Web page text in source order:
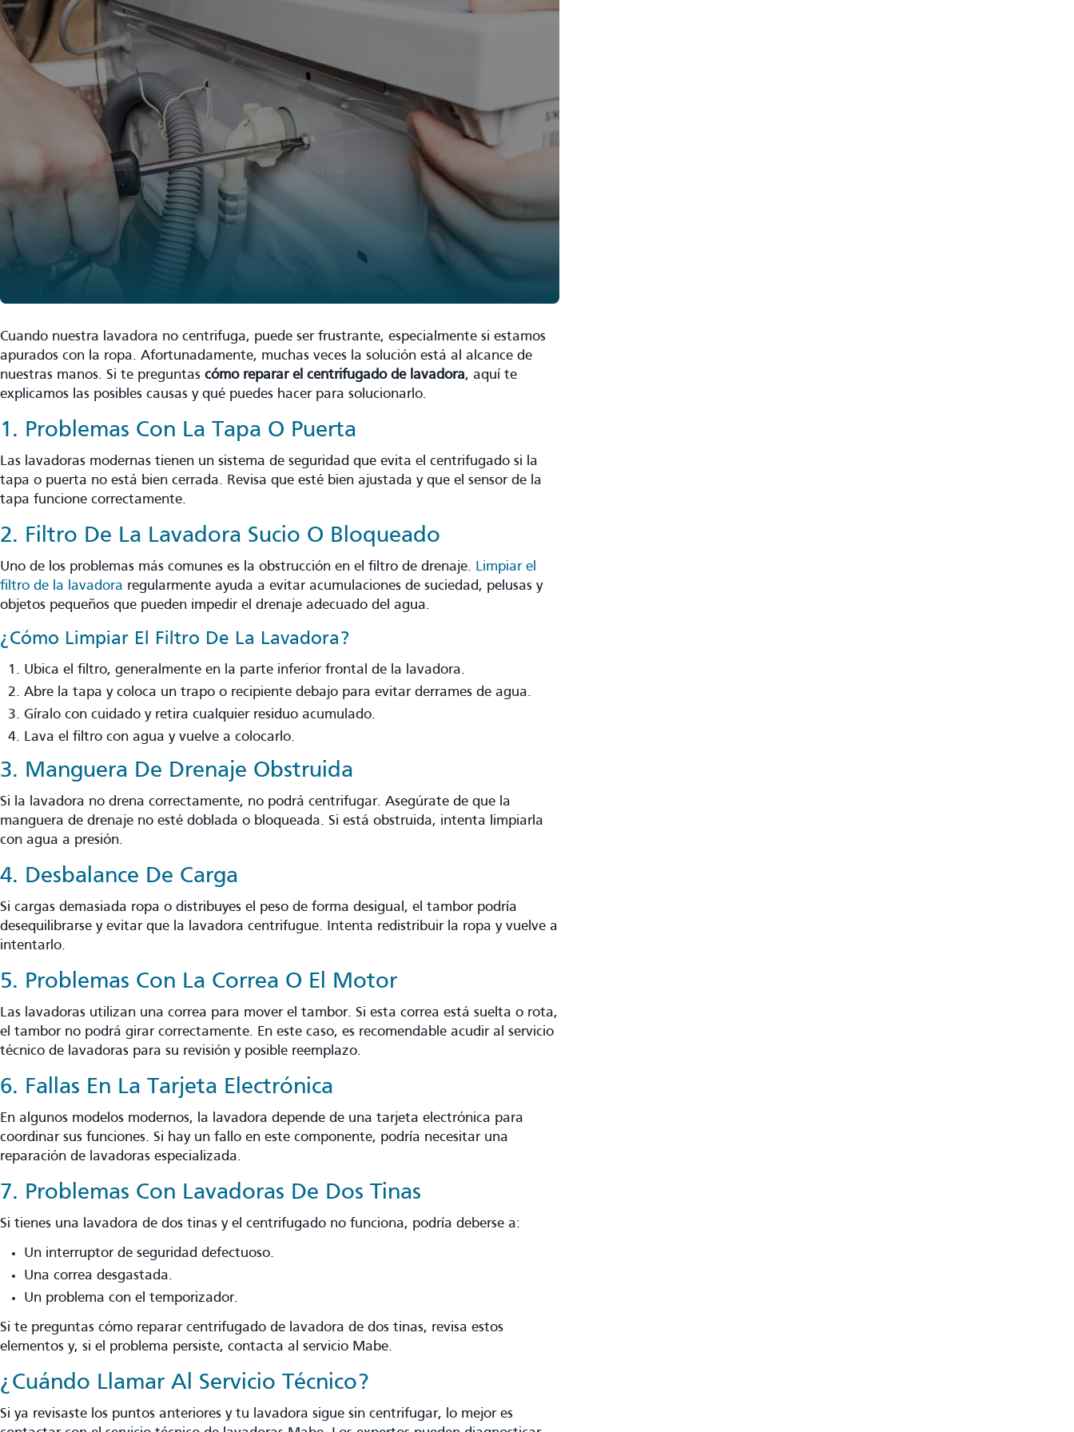
Cuando nuestra lavadora no centrifuga, puede ser frustrante, especialmente si estamos
apurados con la ropa. Afortunadamente, muchas veces la solución está al alcance de
nuestras manos. Si te preguntas cómo reparar el centrifugado de lavadora, aquí te
explicamos las posibles causas y qué puedes hacer para solucionarlo.
1. Problemas Con La Tapa O Puerta
Las lavadoras modernas tienen un sistema de seguridad que evita el centrifugado si la
tapa o puerta no está bien cerrada. Revisa que esté bien ajustada y que el sensor de la
tapa funcione correctamente.
2. Filtro De La Lavadora Sucio O Bloqueado
Uno de los problemas más comunes es la obstrucción en el filtro de drenaje. Limpiar el
filtro de la lavadora regularmente ayuda a evitar acumulaciones de suciedad, pelusas y
objetos pequeños que pueden impedir el drenaje adecuado del agua.
¿Cómo Limpiar El Filtro De La Lavadora?
Ubica el filtro, generalmente en la parte inferior frontal de la lavadora.
Abre la tapa y coloca un trapo o recipiente debajo para evitar derrames de agua.
Gíralo con cuidado y retira cualquier residuo acumulado.
Lava el filtro con agua y vuelve a colocarlo.
3. Manguera De Drenaje Obstruida
Si la lavadora no drena correctamente, no podrá centrifugar. Asegúrate de que la
manguera de drenaje no esté doblada o bloqueada. Si está obstruida, intenta limpiarla
con agua a presión.
4. Desbalance De Carga
Si cargas demasiada ropa o distribuyes el peso de forma desigual, el tambor podría
desequilibrarse y evitar que la lavadora centrifugue. Intenta redistribuir la ropa y vuelve a
intentarlo.
5. Problemas Con La Correa O El Motor
Las lavadoras utilizan una correa para mover el tambor. Si esta correa está suelta o rota,
el tambor no podrá girar correctamente. En este caso, es recomendable acudir al servicio
técnico de lavadoras para su revisión y posible reemplazo.
6. Fallas En La Tarjeta Electrónica
En algunos modelos modernos, la lavadora depende de una tarjeta electrónica para
coordinar sus funciones. Si hay un fallo en este componente, podría necesitar una
reparación de lavadoras especializada.
7. Problemas Con Lavadoras De Dos Tinas
Si tienes una lavadora de dos tinas y el centrifugado no funciona, podría deberse a:
Un interruptor de seguridad defectuoso.
Una correa desgastada.
Un problema con el temporizador.
Si te preguntas cómo reparar centrifugado de lavadora de dos tinas, revisa estos
elementos y, si el problema persiste, contacta al servicio Mabe.
¿Cuándo Llamar Al Servicio Técnico?
Si ya revisaste los puntos anteriores y tu lavadora sigue sin centrifugar, lo mejor es